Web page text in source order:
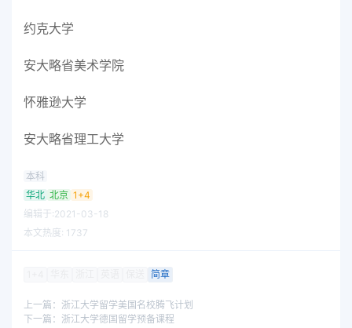
约克大学
安大略省美术学院
怀雅逊大学
安大略省理工大学
本科
华北 北京 1+4
编辑于:2021-03-18
本文热度: 1737
简章
上一篇： 浙江大学留学美国名校腾飞计划
下一篇： 浙江大学德国留学预备课程